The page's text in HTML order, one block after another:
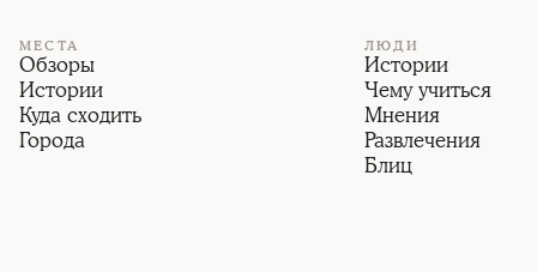
МЕСТА
Обзоры
Истории
Куда сходить
Города
ЛЮДИ
Истории
Чему учиться
Мнения
Развлечения
Блиц